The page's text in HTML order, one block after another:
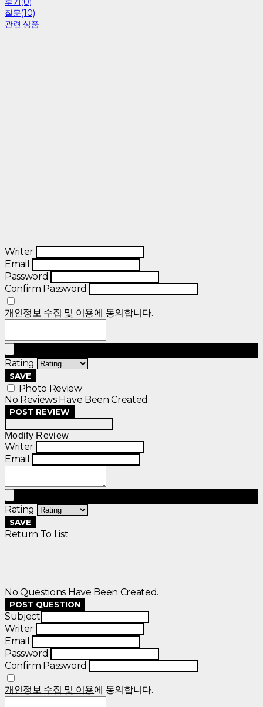
질문(10)
관련 상품
Writer
Email
Password
Confirm Password
개인정보 수집 및 이용에 동의합니다.
Rating
SAVE
Photo Review
No Reviews Have Been Created.
POST REVIEW
Modify Review
Writer
Email
Rating
SAVE
Return To List
No Questions Have Been Created.
POST QUESTION
Subject
Writer
Email
Password
Confirm Password
개인정보 수집 및 이용에 동의합니다.